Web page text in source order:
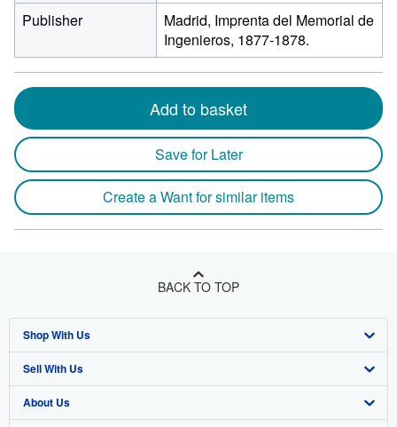
Publisher
Madrid, Imprenta del Memorial de
Ingenieros, 1877-1878.
Add to basket
Save for Later
Create a Want for similar items
BACK TO TOP
Shop With Us
Advanced Search
Browse Collections
Sell With Us
Start Selling
About Us